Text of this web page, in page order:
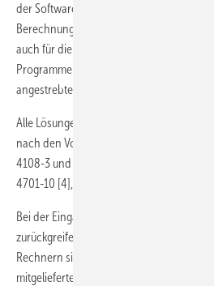
der Software einschätzen: Alle Lösungen
Berechnung, dem Wärme- und
auch für die Baustoff- und
Programme können Schichtdicken bei
angestrebtem U-Wert optimieren.
Alle Lösungen berechnen wärme- und
nach den Vorgaben der aktuellen DIN
4108-3 und -4 [2, 3]. Weitere wichtige
4701-10 [4], EN ISO 13 788 [5] sowie die
Bei der Eingabe kann der Anwender auf
zurückgreifen, die ein wichtiges
Rechnern sind. Das bezieht sich sowohl
mitgelieferten Baustoff-, Bauteil, Fenster-/